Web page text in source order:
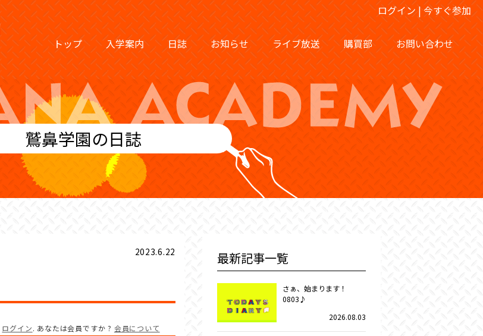
ログイン | 今すぐ参加
トップ 入学案内 日誌 お知らせ ライブ放送 購買部 お問い合わせ
鷲鼻学園の日誌
2023.6.22
ログイン. あなたは会員ですか ? 会員について
最新記事一覧
さぁ、始まります！
0803♪
2026.08.03